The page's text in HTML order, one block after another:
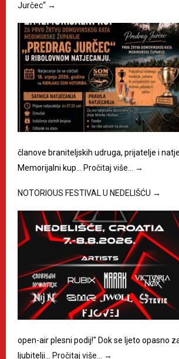
Jurčec“ →
članove braniteljskih udruga, prijatelje i
Memorijalni kup…
Pročitaj više… →
NOTORIOUS FESTIVAL U NEDELIŠĆU →
open-air plesni podij!" Dok se ljeto opasno
ljubitelji…
Pročitaj više… →